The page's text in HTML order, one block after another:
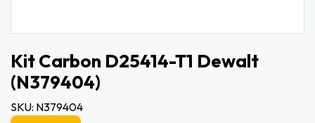
Kit Carbon D25414-T1 Dewalt
(n379404)
SKU: N379404